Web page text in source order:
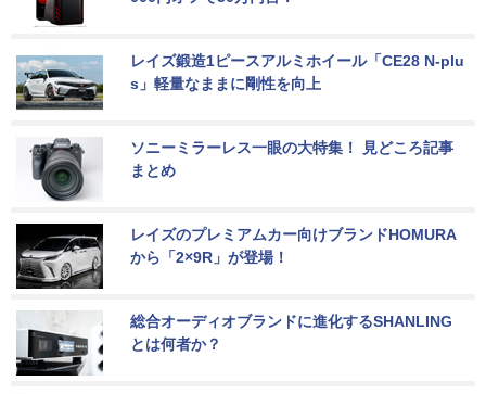
レイズ鍛造1ピースアルミホイール「CE28 N-plu
s」軽量なままに剛性を向上
ソニーミラーレス一眼の大特集！ 見どころ記事
まとめ
レイズのプレミアムカー向けブランドHOMURA
から「2×9R」が登場！
総合オーディオブランドに進化するSHANLING
とは何者か？